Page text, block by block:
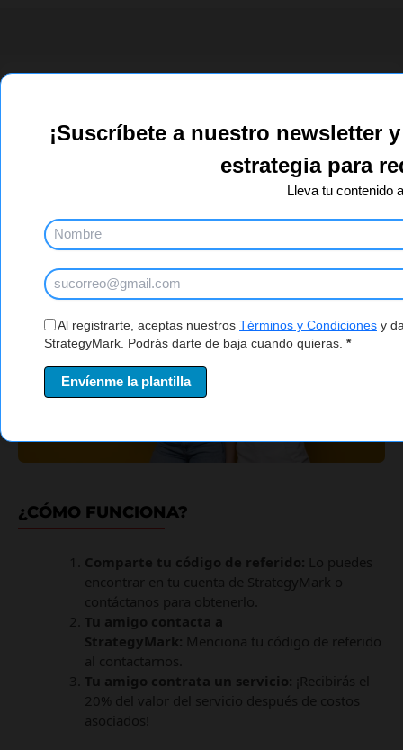
¡Suscríbete a nuestro newsletter
estrategia para
Lleva tu contenido
Al registrarte, aceptas nuestros Términos y Condiciones y
StrategyMark. Podrás darte de baja cuando quieras. *
Envíenme la plantilla
¿Conoces a alguien que necesita ayuda con su marketing
¿CÓMO FUNCIONA?
Comparte tu código de referido: Lo puedes
encontrar en tu cuenta de StrategyMark o
contáctanos para obtenerlo.
Tu amigo contacta a
StrategyMark: Menciona tu código de referido
al contactarnos.
Tu amigo contrata un servicio: ¡Recibirás el
20% del valor del servicio después de costos
asociados!